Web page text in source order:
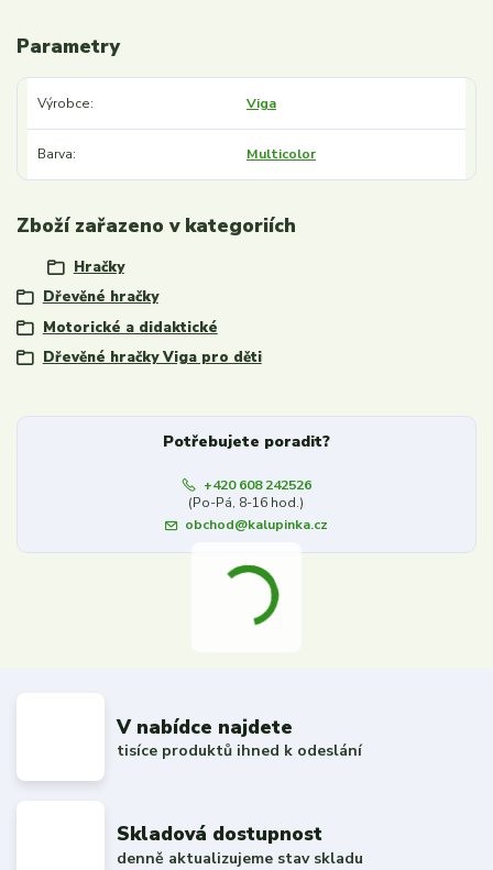
Parametry
Výrobce Viga
Barva Multicolor
Zboží zařazeno v kategoriích
Hračky
Dřevěné hračky
Motorické a didaktické
Dřevěné hračky Viga pro děti
Potřebujete poradit?
+420 608 242526
(Po-Pá, 8-16 hod.)
obchod@kalupinka.cz
V nabídce najdete
tisíce produktů ihned k odeslání
Skladová dostupnost
denně aktualizujeme stav skladu